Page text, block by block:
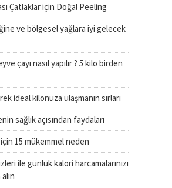
Çatlaklar için Doğal Peeling
ve bölgesel yağlara iyi gelecek
çayı nasıl yapılır ? 5 kilo birden
ideal kilonuza ulaşmanın sırları
sağlık açısından faydaları
15 mükemmel neden
ile günlük kalori harcamalarınızı